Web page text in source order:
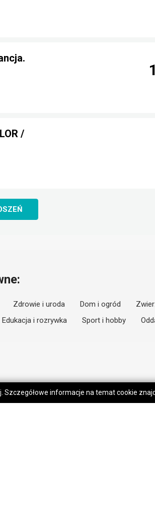
/
Zdrowie i uroda Dom i ogród
Edukacja i rozrywka Sport i hobby
informacje na temat cookie